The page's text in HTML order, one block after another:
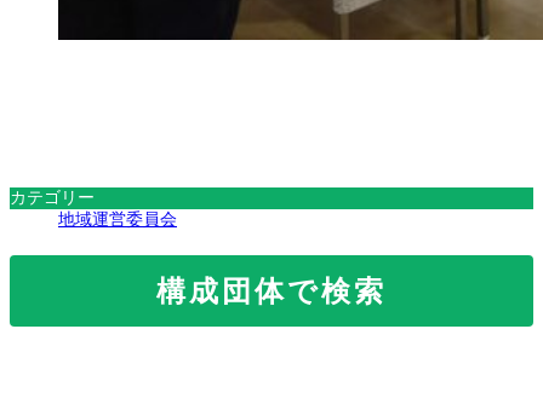
カテゴリー
地域運営委員会
構成団体で検索